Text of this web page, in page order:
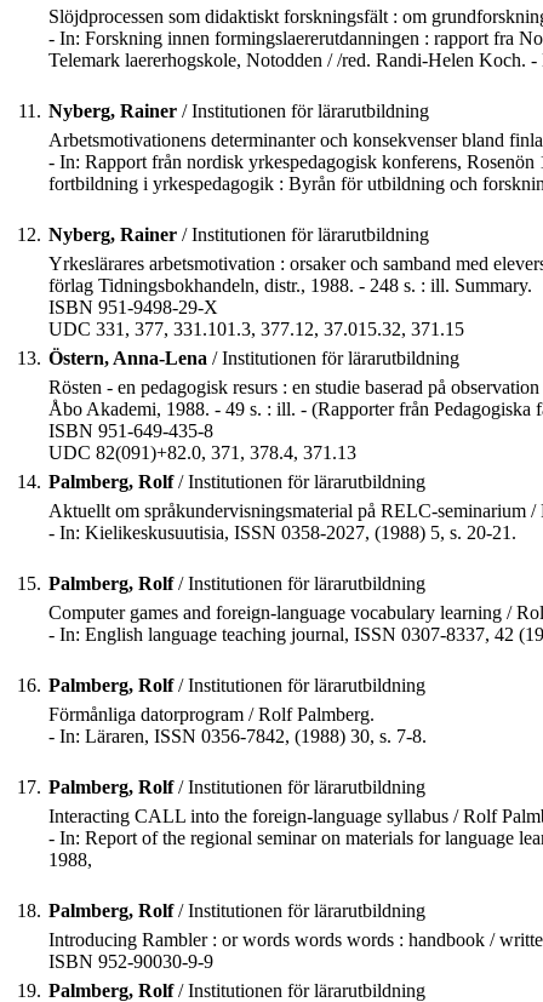
Slöjdprocessen som didaktiskt forskningsfält : om
- In: Forskning innen formingslaererutdanningen : rapport fra
Telemark laererhogskole, Notodden / /red. Randi-Helen Koch.
11. Nyberg, Rainer / Institutionen för lärarutbildning
Arbetsmotivationens determinanter och konsekvenser bland
- In: Rapport från nordisk yrkespedagogisk konferens,
fortbildning i yrkespedagogik : Byrån för utbildning och
12. Nyberg, Rainer / Institutionen för lärarutbildning
Yrkeslärares arbetsmotivation : orsaker och samband med
förlag Tidningsbokhandeln, distr., 1988. - 248 s. : ill. Summary.
ISBN 951-9498-29-X
UDC 331, 377, 331.101.3, 377.12, 37.015.32, 371.15
13. Östern, Anna-Lena / Institutionen för lärarutbildning
Rösten - en pedagogisk resurs : en studie baserad på
Åbo Akademi, 1988. - 49 s. : ill. - (Rapporter från
ISBN 951-649-435-8
UDC 82(091)+82.0, 371, 378.4, 371.13
14. Palmberg, Rolf/ Institutionen för lärarutbildning
Aktuellt om språkundervisningsmaterial på RELC-seminarium /
- In: Kielikeskusuutisia, ISSN 0358-2027, (1988) 5, s. 20-21.
15. Palmberg, Rolf/ Institutionen för lärarutbildning
Computer games and foreign-language vocabulary learning /
- In: English language teaching journal, ISSN 0307-8337, 42
16. Palmberg, Rolf/ Institutionen för lärarutbildning
Förmånliga datorprogram / Rolf Palmberg.
- In: Läraren, ISSN 0356-7842, (1988) 30, s. 7-8.
17. Palmberg, Rolf/ Institutionen för lärarutbildning
Interacting CALL into the foreign-language syllabus / Rolf
- In: Report of the regional seminar on materials for language
1988,
18. Palmberg, Rolf/ Institutionen för lärarutbildning
Introducing Rambler : or words words words : handbook /
ISBN 952-90030-9-9
19. Palmberg, Rolf/ Institutionen för lärarutbildning